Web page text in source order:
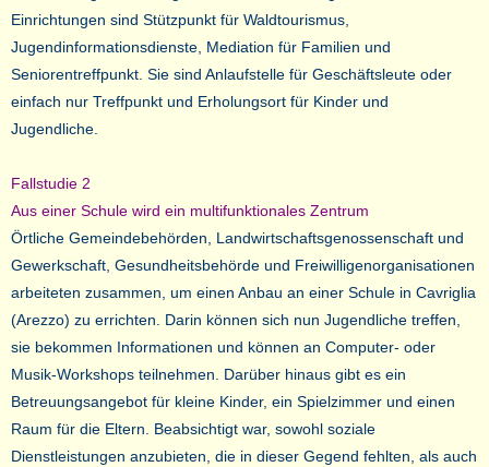
Einrichtungen sind Stützpunkt für Waldtourismus,
Jugendinformationsdienste, Mediation für Familien und
Seniorentreffpunkt. Sie sind Anlaufstelle für Geschäftsleute oder
einfach nur Treffpunkt und Erholungsort für Kinder und
Jugendliche.
Fallstudie 2
Aus einer Schule wird ein multifunktionales Zentrum
Örtliche Gemeindebehörden, Landwirtschaftsgenossenschaft und
Gewerkschaft, Gesundheitsbehörde und Freiwilligenorganisationen
arbeiteten zusammen, um einen Anbau an einer Schule in Cavriglia
(Arezzo) zu errichten. Darin können sich nun Jugendliche treffen,
sie bekommen Informationen und können an Computer- oder
Musik-Workshops teilnehmen. Darüber hinaus gibt es ein
Betreuungsangebot für kleine Kinder, ein Spielzimmer und einen
Raum für die Eltern. Beabsichtigt war, sowohl soziale
Dienstleistungen anzubieten, die in dieser Gegend fehlten, als auch